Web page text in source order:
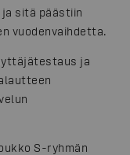
sitä päästiin
vuodenvaihdetta.
ja
S-ryhmän